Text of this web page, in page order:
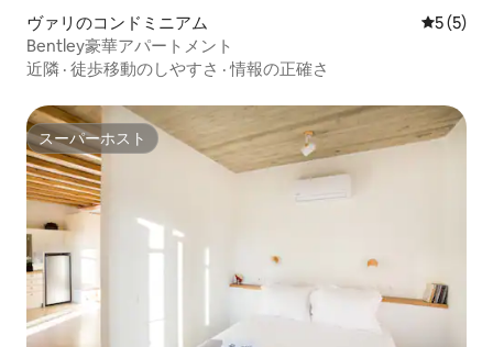
ヴァリのコンドミニアム レビュー
5 (5)
Bentley豪華アパートメント
近隣 · 徒歩移動のしやすさ ·情報の正確さ
スーパーホスト
スーパーホスト